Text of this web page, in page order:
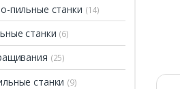
пильные станки (14)
станки (6)
(25)
станки (9)